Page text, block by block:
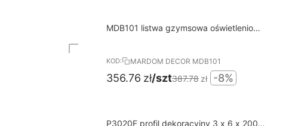
8%
Darmowa dostawa od 400 PLN
MDB101 listwa gzymsowa oświetleniowa
KOD: MARDOM DECOR MDB101
356.76 zł/szt387.78 zł -8%
8%
Darmowa dostawa od 400 PLN
P3020F profil dekoracyjny 3 x 6 x 200